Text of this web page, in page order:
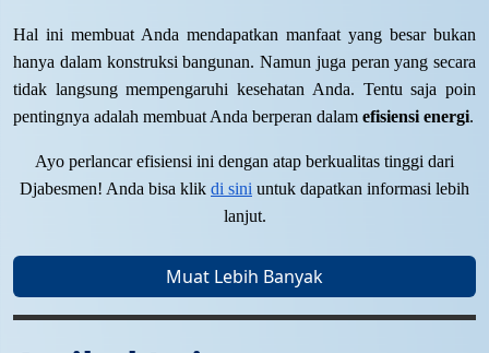
Hal ini membuat Anda mendapatkan manfaat yang besar bukan
hanya dalam konstruksi bangunan. Namun juga peran yang secara
tidak langsung mempengaruhi kesehatan Anda. Tentu saja poin
pentingnya adalah membuat Anda berperan dalam efisiensi energi.
Ayo perlancar efisiensi ini dengan atap berkualitas tinggi dari
Djabesmen! Anda bisa klik di sini untuk dapatkan informasi lebih
lanjut.
Muat Lebih Banyak